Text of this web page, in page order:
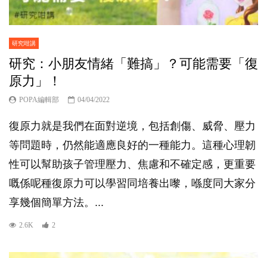
研究咁講
研究：小朋友情緒「難搞」？可能需要「復
原力」！
POPA編輯部 04/04/2022
復原力就是我們在面對逆境，包括創傷、威脅、壓力
等問題時，仍然能適應良好的一種能力。這種心理韌
性可以幫助孩子管理壓力、焦慮和不確定感，更重要
嘅係呢種復原力可以學習同培養出嚟，喺度同大家分
享幾個簡單方法。...
2.6K 2